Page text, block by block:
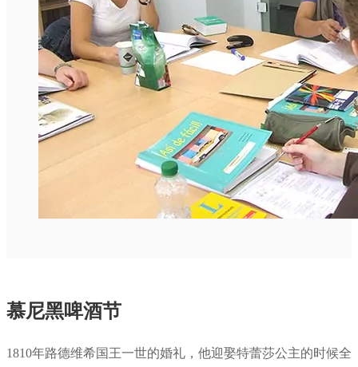
慕尼黑啤酒节
1810年路德维希国王一世的婚礼，他迎娶特蕾莎公主的时候全